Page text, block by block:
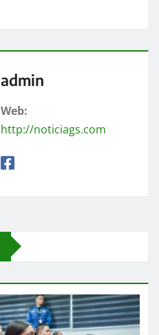
admin
Web:
http://noticiags.com